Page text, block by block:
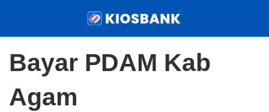
Bayar PDAM Kab
Agam